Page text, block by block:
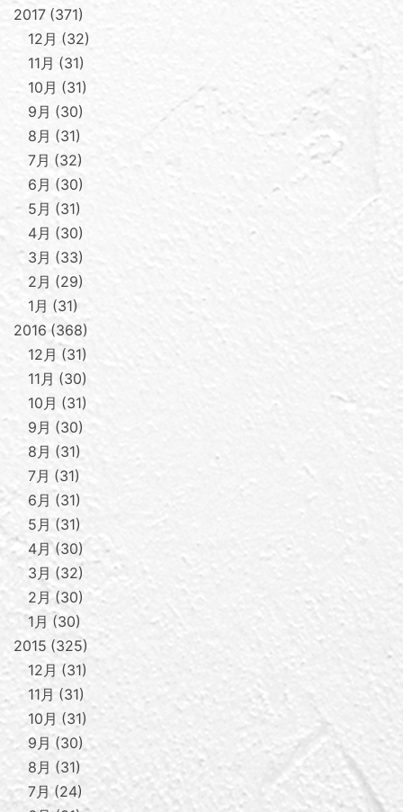
2017 371
12月
32
11月
31
10月
31
9月
30
8月
31
7月
32
6月
30
5月
31
4月
30
3月
33
2月
29
1月
31
2016 368
12月
31
11月
30
10月
31
9月
30
8月
31
7月
31
6月
31
5月
31
4月 30
3月
32
2月 30
1月
30
2015 325
12月
31
11月
31
10月
31
9月
30
8月
31
7月 24